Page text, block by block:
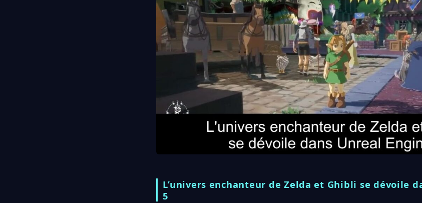
L’univers enchanteur de Zelda et Ghibli se dévoile
5